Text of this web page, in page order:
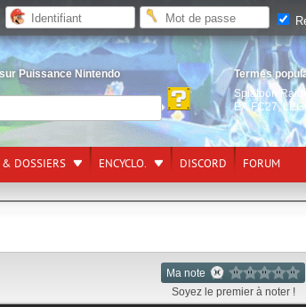
Puissance Nintendo
Termes
Splatoon
EA FC27,
& DOSSIERS ENCYCLO. DISCORD FORUM
Ma note
Soyez le premier à noter !